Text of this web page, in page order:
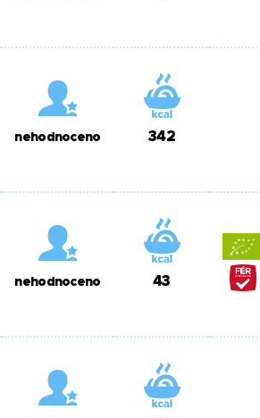
nehodnoceno 342
nehodnoceno 43